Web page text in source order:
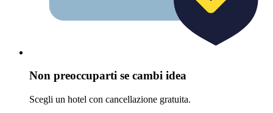
Non preoccuparti se cambi idea
Scegli un hotel con cancellazione gratuita.